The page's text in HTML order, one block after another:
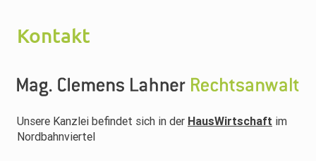
Kontakt
Unsere Kanzlei befindet sich in der HausWirtschaft im
Nordbahnviertel